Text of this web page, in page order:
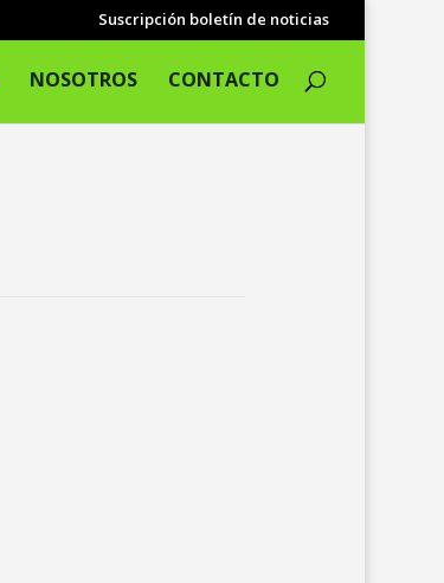
Suscripción boletín de noticias
NOSOTROS CONTACTO